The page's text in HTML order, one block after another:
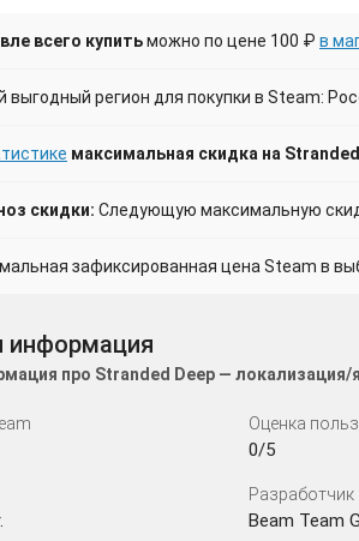
всего купитьможно по цене 100 ₽ в
выгодный регион для покупки в Steam:
максимальная скидка на
скидки: Следующую максимальную
зафиксированная цена Steam в
информация
про Stranded Deep —
Оценка
0/5
Разработчик
Beam Team